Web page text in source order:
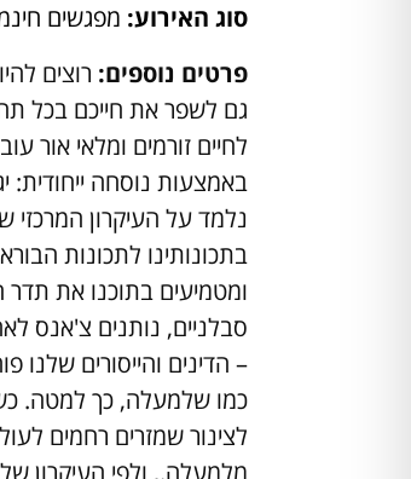
סוג האירוע: מפגשים
פרטים נוספים: רוצים
גם לשפר את חייכם בכל
לחיים זורמים ומלאי אור
באמצעות נוסחה ייחודית:
נלמד על העיקרון המרכזי
בתכונותינו לתכונות
ומטמיעים בתוכנו את תדר
סבלניים, נותנים צ'אנס
– הדינים והייסורים שלנו
כמו שלמעלה, כך למטה.
לצינור שמזרים רחמים